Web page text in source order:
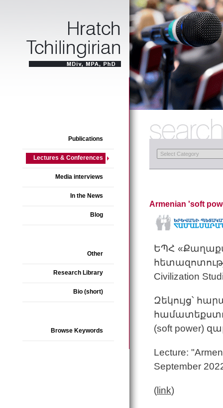
Publications
Lectures & Conferences
Media interviews
In the News
Blog
Other
Research Library
Bio (short)
Browse Keywords
Armenian 'soft
ԵՊՀ
Civilization
Զեկույց՝
(soft power)
Lecture:
September
( link)